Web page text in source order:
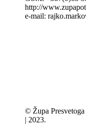
http://
e-mail:
© Župa
| 2023.